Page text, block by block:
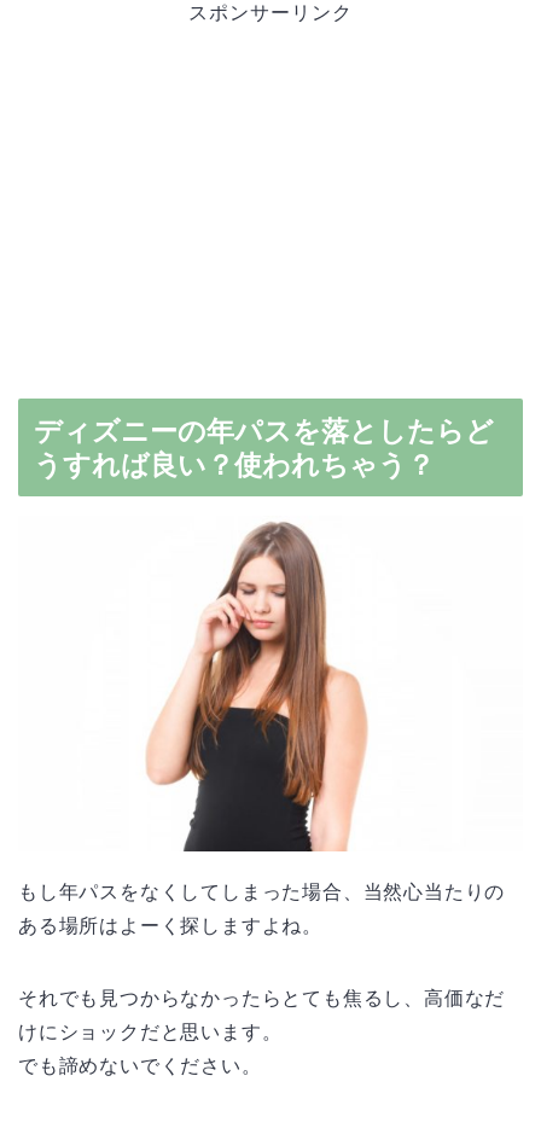
スポンサーリンク
ディズニーの年パスを落としたらど
うすれば良い？使われちゃう？
もし年パスをなくしてしまった場合、当然心当たりの
ある場所はよーく探しますよね。
それでも見つからなかったらとても焦るし、高価なだ
けにショックだと思います。
でも諦めないでください。